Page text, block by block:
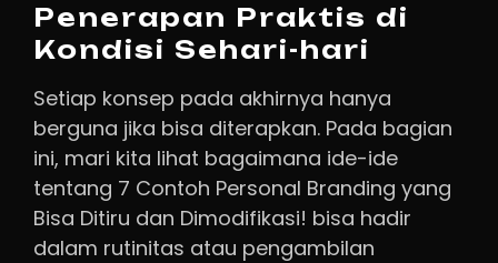
Penerapan Praktis di
Kondisi Sehari-hari
Setiap konsep pada akhirnya hanya
berguna jika bisa diterapkan. Pada bagian
ini, mari kita lihat bagaimana ide-ide
tentang 7 Contoh Personal Branding yang
Bisa Ditiru dan Dimodifikasi! bisa hadir
dalam rutinitas atau pengambilan